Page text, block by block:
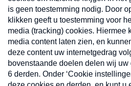
Volg ons
Nieuwsbrief